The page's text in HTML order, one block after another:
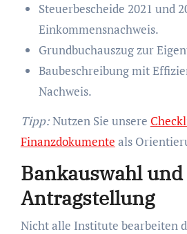
Steuerbescheide 2021 und
Einkommensnachweis.
Grundbuchauszug zur
Baubeschreibung mit
Nachweis.
Tipp:Nutzen Sie unsere
Finanzdokumente als
Bankauswahl und
Antragstellung
Nicht alle Institute bearbeiten